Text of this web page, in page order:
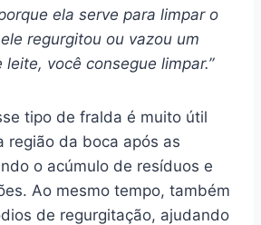
ela serve para limpar o
regurgitou ou vazou um
você consegue limpar.”
tipo de fralda é muito útil
região da boca após as
o acúmulo de resíduos e
Ao mesmo tempo, também
de regurgitação, ajudando